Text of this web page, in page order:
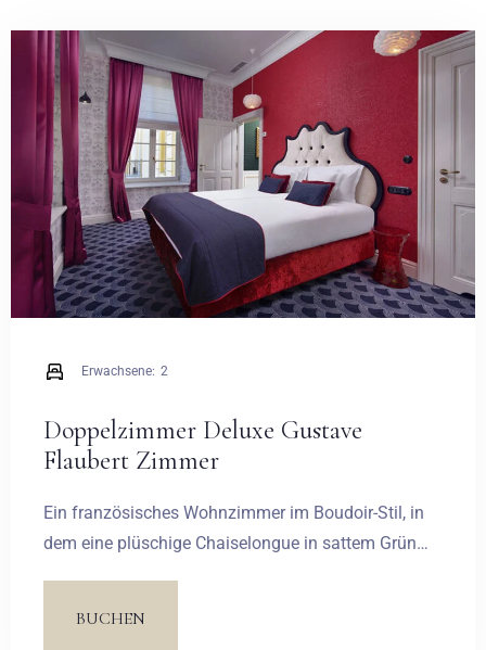
Konferenzen
Hochzeiten
Kontakt
Doppelzimmer Deluxe Gustave
Flaubert Zimmer
Ein französisches Wohnzimmer im Boudoir-Stil, in
dem eine plüschige Chaiselongue in sattem Grün
Erwachsene: 2
BUCHEN